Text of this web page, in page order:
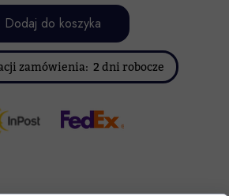
zamówienia: 2 dni robocze
Dodaj do koszyka